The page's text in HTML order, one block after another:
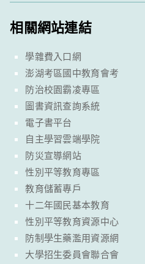
相關網站連結
學雜費入口網
澎湖考區國中教育會考
防治校園霸凌專區
圖書資訊查詢系統
電子書平台
自主學習雲端學院
防災宣導網站
性別平等教育專區
教育儲蓄專戶
十二年國民基本教育
性別平等教育資源中心
防制學生藥濫用資源網
大學招生委員會聯合會